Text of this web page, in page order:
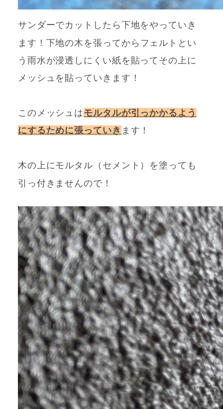
サンダーでカットしたら下地をやっていき
ます！ 下地の木を張ってから フェルトとい
う雨水が浸透しにくい紙を貼ってその上に
メッシュを貼っていきます！
このメッシュはモルタルが引っかかるよう
にするために張っていき ます！
木の上にモルタル（セメント）を塗っても
引っ付きませんので！